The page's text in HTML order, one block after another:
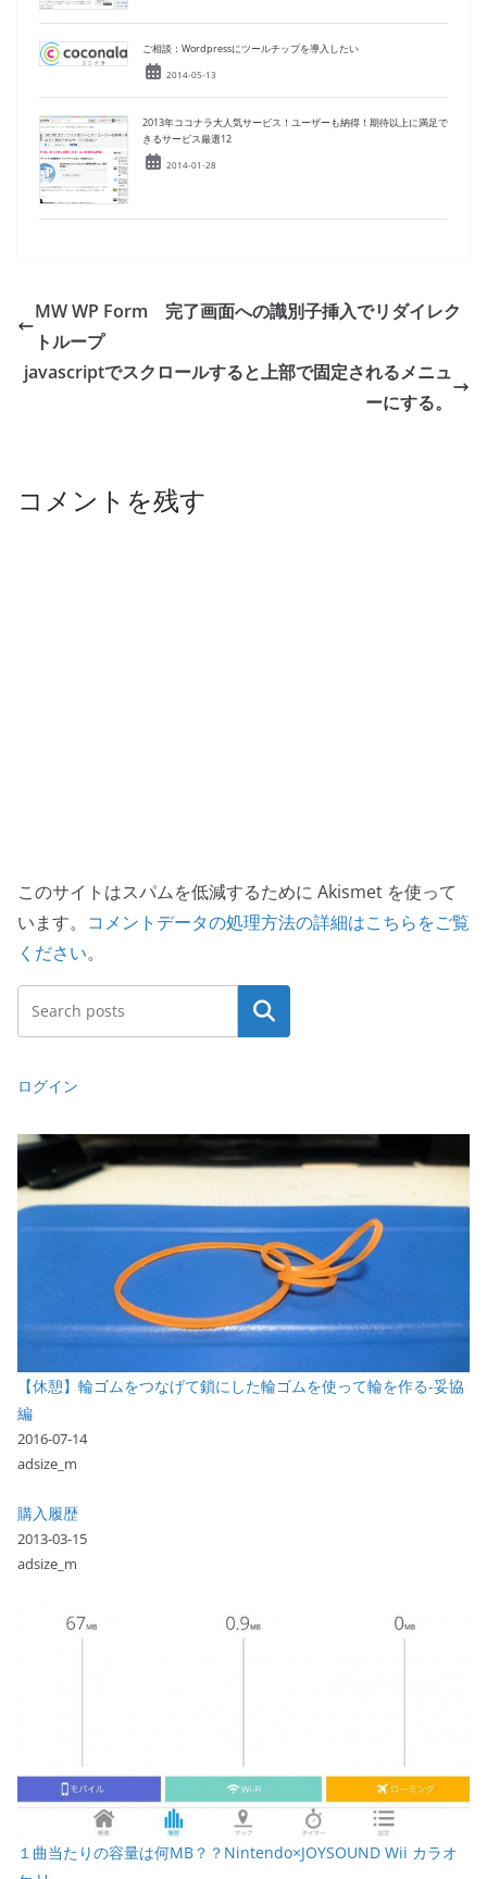
ご相談：Wordpressにツールチップを導入したい
2014-05-13
2013年ココナラ大人気サービス！ユーザーも納得！期待以上に満足で
きるサービス厳選12
2014-01-28
MW WP Form 完了画面への識別子挿入でリダイレク
トループ
javascriptでスクロールすると上部で固定されるメニュ
ーにする。
コメントを残す
このサイトはスパムを低減するために Akismet を使って
います。 コメントデータの処理方法の詳細はこちらをご覧
ください。
検索
ログイン
【休憩】輪ゴムをつなげて鎖にした輪ゴムを使って輪を作る-妥協
編
2016-07-14
adsize_m
購入履歴
2013-03-15
adsize_m
１曲当たりの容量は何MB？？Nintendo×JOYSOUND Wii カラオ